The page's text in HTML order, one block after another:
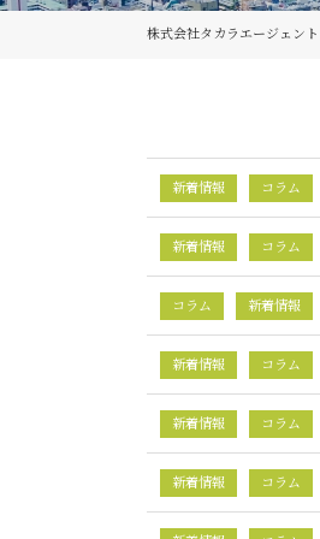
株式会社タカラエージェン
新着情報 コラム
新着情報 コラム
コラム 新着情報
新着情報 コラム
新着情報 コラム
新着情報 コラム